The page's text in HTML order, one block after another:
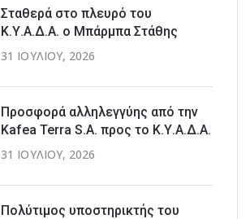
Σταθερά στο πλευρό του
Κ.Υ.Α.Δ.Α. ο Μπάρμπα Στάθης
31 ΙΟΥΛΊΟΥ, 2026
Προσφορά αλληλεγγύης από την
Kafea Terra S.A. προς το Κ.Υ.Α.Δ.Α.
31 ΙΟΥΛΊΟΥ, 2026
Πολύτιμος υποστηρικτής του